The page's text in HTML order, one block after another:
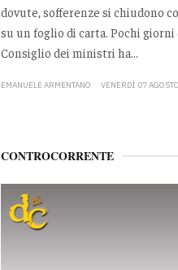
dovute, sofferenze si chiudono
su un foglio di carta. Pochi giorni
Consiglio dei ministri ha...
EMANUELE ARMENTANO VENERDÌ 07
CONTROCORRENTE